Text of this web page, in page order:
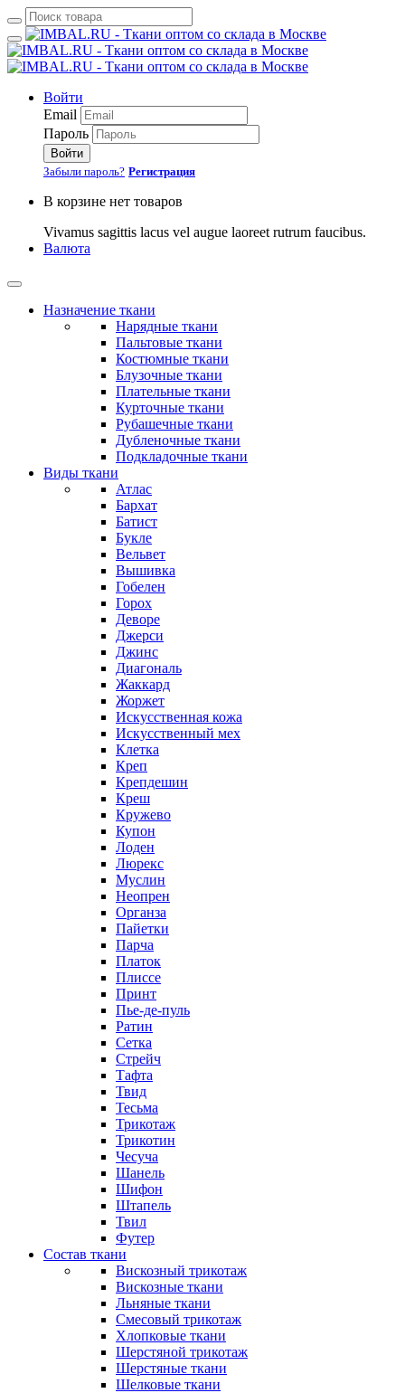
Войти
Email
Пароль
Войти
Забыли пароль? Регистрация
В корзине нет товаров
Vivamus sagittis lacus vel augue laoreet rutrum faucibus.
Валюта
Назначение ткани
Нарядные ткани
Пальтовые ткани
Костюмные ткани
Блузочные ткани
Плательные ткани
Курточные ткани
Рубашечные ткани
Дубленочные ткани
Подкладочные ткани
Виды ткани
Атлас
Бархат
Батист
Букле
Вельвет
Вышивка
Гобелен
Горох
Деворе
Джерси
Джинс
Диагональ
Жаккард
Жоржет
Искусственная кожа
Искусственный мех
Клетка
Креп
Крепдешин
Креш
Кружево
Купон
Лоден
Люрекс
Муслин
Неопрен
Органза
Пайетки
Парча
Платок
Плиссе
Принт
Пье-де-пуль
Ратин
Сетка
Стрейч
Тафта
Твид
Тесьма
Трикотаж
Трикотин
Чесуча
Шанель
Шифон
Штапель
Твил
Футер
Состав ткани
Вискозный трикотаж
Вискозные ткани
Льняные ткани
Смесовый трикотаж
Хлопковые ткани
Шерстяной трикотаж
Шерстяные ткани
Шелковые ткани